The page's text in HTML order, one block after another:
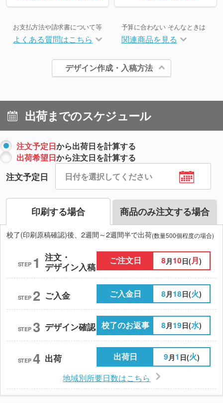
お支払方法や請求書について等
よくある質問はこちら
予算に合わない そんなときは
関連商品を見る
デザイン作成・入稿方法
出荷までのスケジュール
注文予定日から出荷日を計算する
出荷希望日から注文日を計算する
注文予定日
印刷する場合 商品のみ注文する場合
校了(印刷原稿確認)後、2週間～2週間半で出荷(数量500個程度の場合)
STEP 1 注文・
デザイン入稿
ご注文日 8 月10日(月)
STEP 2 ご入金 ご入金日 8月18日(火)
STEP 3 デザイン確認 校了のお返事 8月19日(水)
STEP 4 出荷 出荷日 9 月1 日(火)
地域別所要日数はこちら